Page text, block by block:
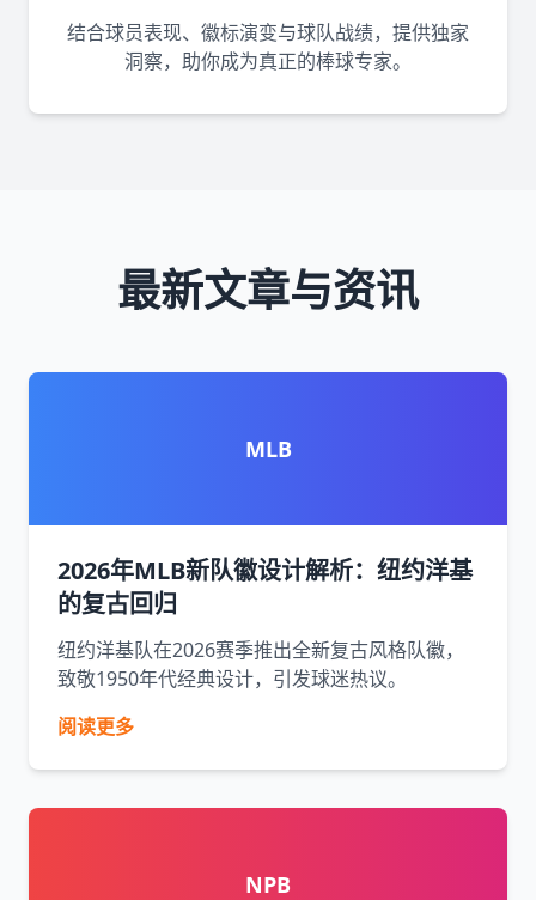
结合球员表现、徽标演变与球队战绩，提供独家
洞察，助你成为真正的棒球专家。
最新文章与资讯
MLB
2026年MLB新队徽设计解析：纽约洋基
的复古回归
纽约洋基队在2026赛季推出全新复古风格队徽，
致敬1950年代经典设计，引发球迷热议。
阅读更多
NPB